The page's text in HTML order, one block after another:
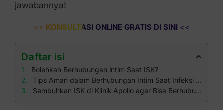
jawabannya!
>> KONSULTASI ONLINE GRATIS DI SINI <<
Daftar isi
Bolehkah Berhubungan Intim Saat ISK?
Tips Aman dalam Berhubungan Intim Saat Infeksi Saluran Kemih
Sembuhkan ISK di Klinik Apollo agar Bisa Berhubungan Intim Kembali